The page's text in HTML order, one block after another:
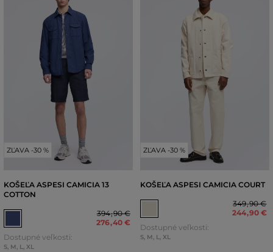
ZĽAVA -30 %
KOŠEĽA ASPESI CAMICIA 13
COTTON
394,90 €
276,40 €
Dostupné veľkosti:
S, M, L, XL
ZĽAVA -30 %
KOŠEĽA ASPESI CAMICIA COURT
349,90 €
244,90 €
Dostupné veľkosti:
S, M, L, XL